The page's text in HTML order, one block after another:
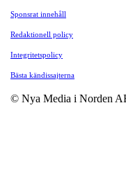
Sponsrat innehåll
Redaktionell policy
Integritetspolicy
Bästa kändissajterna
© Nya Media i Norden